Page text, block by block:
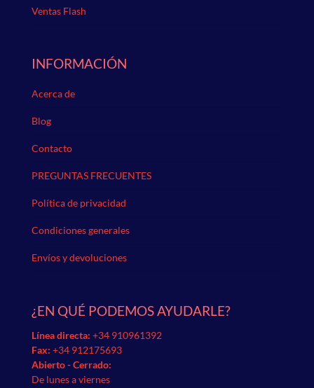
Ventas Flash
INFORMACIÓN
Acerca de
Blog
Contacto
PREGUNTAS FRECUENTES
Política de privacidad
Condiciones generales
Envíos y devoluciones
¿EN QUÉ PODEMOS AYUDARLE?
Línea directa: +34 910961392
Fax: +34 912175693
Abierto - Cerrado:
De lunes a viernes